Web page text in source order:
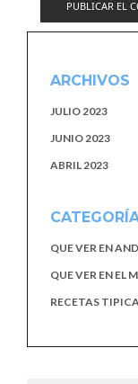
ARCHIVOS
JULIO 2023
JUNIO 2023
ABRIL 2023
QUE VER EN
QUE VER EN EL
RECETAS